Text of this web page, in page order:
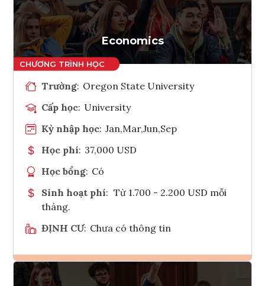
Tham vấn Interlink
Economics
Trường: Oregon State University
Cấp học: University
Kỳ nhập học: Jan,Mar,Jun,Sep
Học phí: 37,000 USD
Học bổng: Có
Sinh hoạt phí: Từ 1.700 - 2.200 USD mỗi
tháng.
ĐỊNH CƯ: Chưa có thông tin
Ghi danh